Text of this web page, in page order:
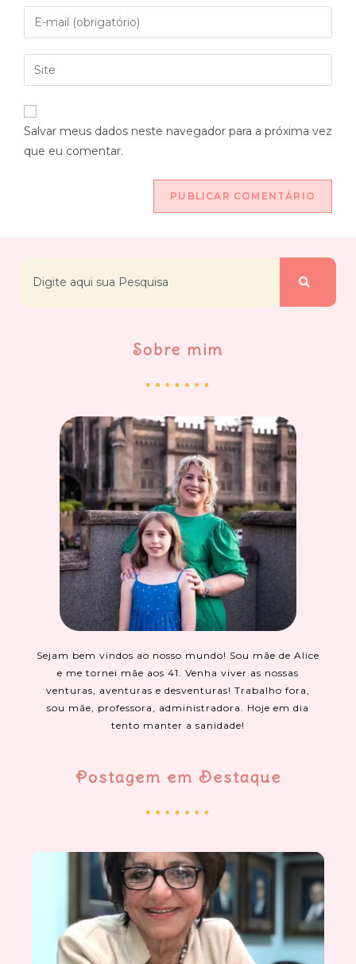
Salvar meus dados neste navegador para a próxima vez
que eu comentar.
Sobre mim
Sejam bem vindos ao nosso mundo! Sou mãe de Alice
e me tornei mãe aos 41. Venha viver as nossas
venturas, aventuras e desventuras! Trabalho fora,
sou mãe, professora, administradora. Hoje em dia
tento manter a sanidade!
Postagem em Destaque